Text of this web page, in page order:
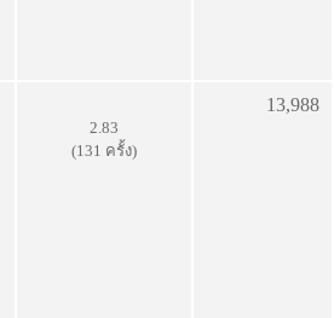
2.83
(131 ครั้ง)
13,988